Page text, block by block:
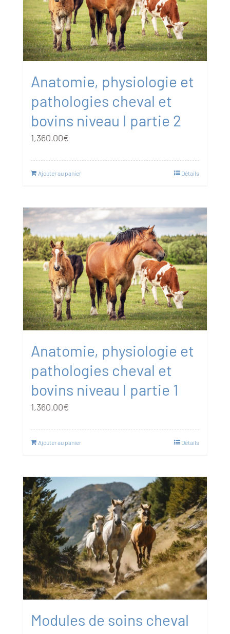
Anatomie, physiologie et
pathologies cheval et
bovins niveau I partie 2
1,360.00€
Ajouter au panier Détails
Anatomie, physiologie et
pathologies cheval et
bovins niveau I partie 1
1,360.00€
Ajouter au panier Détails
Modules de soins cheval